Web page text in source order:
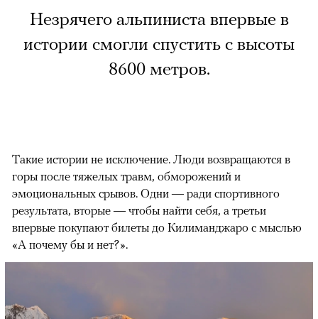
Незрячего альпиниста впервые в
истории смогли спустить с высоты
8600 метров.
Такие истории не исключение. Люди возвращаются в
горы после тяжелых травм, обморожений и
эмоциональных срывов. Одни — ради спортивного
результата, вторые — чтобы найти себя, а третьи
впервые покупают билеты до Килиманджаро с мыслью
«А почему бы и нет?».